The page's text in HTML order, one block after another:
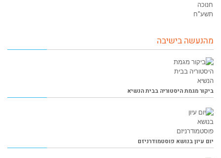
מהנעשה בישיבה
ביקור מגמת היסטוריה בבית הנשיא
יום עיון בנושא פוסטמודרניזם